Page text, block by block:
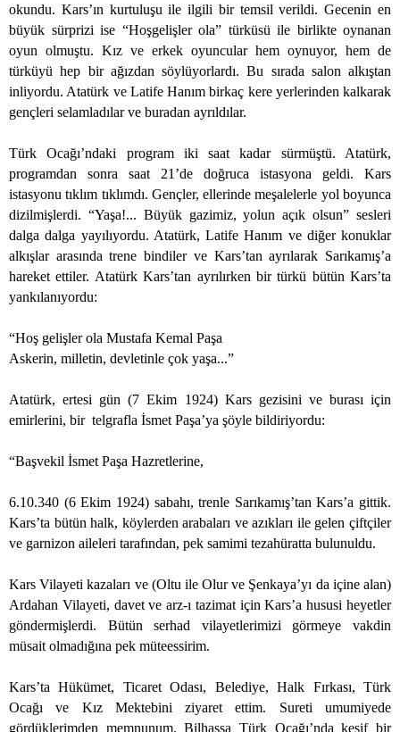
okundu. Kars’ın kurtuluşu ile ilgili bir temsil verildi. Gecenin en
büyük sürprizi ise “Hoşgelişler ola” türküsü ile birlikte oynanan
oyun olmuştu. Kız ve erkek oyuncular hem oynuyor, hem de
türküyü hep bir ağızdan söylüyorlardı. Bu sırada salon alkıştan
inliyordu. Atatürk ve Latife Hanım birkaç kere yerlerinden kalkarak
gençleri selamladılar ve buradan ayrıldılar.
Türk Ocağı’ndaki program iki saat kadar sürmüştü. Atatürk,
programdan sonra saat 21’de doğruca istasyona geldi. Kars
istasyonu tıklım tıklımdı. Gençler, ellerinde meşalelerle yol boyunca
dizilmişlerdi. “Yaşa!... Büyük gazimiz, yolun açık olsun” sesleri
dalga dalga yayılıyordu. Atatürk, Latife Hanım ve diğer konuklar
alkışlar arasında trene bindiler ve Kars’tan ayrılarak Sarıkamış’a
hareket ettiler. Atatürk Kars’tan ayrılırken bir türkü bütün Kars’ta
yankılanıyordu:
“Hoş gelişler ola Mustafa Kemal Paşa
Askerin, milletin, devletinle çok yaşa...”
Atatürk, ertesi gün (7 Ekim 1924) Kars gezisini ve burası için
emirlerini, bir telgrafla İsmet Paşa’ya şöyle bildiriyordu:
“Başvekil İsmet Paşa Hazretlerine,
6.10.340 (6 Ekim 1924) sabahı, trenle Sarıkamış’tan Kars’a gittik.
Kars’ta bütün halk, köylerden arabaları ve azıkları ile gelen çiftçiler
ve garnizon aileleri tarafından, pek samimi tezahüratta bulunuldu.
Kars Vilayeti kazaları ve (Oltu ile Olur ve Şenkaya’yı da içine alan)
Ardahan Vilayeti, davet ve arz-ı tazimat için Kars’a hususi heyetler
göndermişlerdi. Bütün serhad vilayetlerimizi görmeye vakdin
müsait olmadığına pek müteessirim.
Kars’ta Hükümet, Ticaret Odası, Belediye, Halk Fırkası, Türk
Ocağı ve Kız Mektebini ziyaret ettim. Sureti umumiyede
gördüklerimden memnunum. Bilhassa Türk Ocağı’nda keşif bir